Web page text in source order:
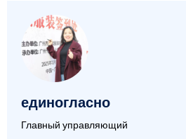
единогласно
Главный управляющий